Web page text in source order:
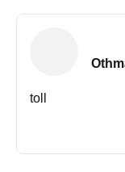
toll